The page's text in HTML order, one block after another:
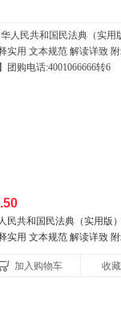
民共和国民法典（实用版
释实用 文本规范 解读详致
加入购物车
收藏